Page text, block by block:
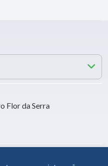
Flor da Serra